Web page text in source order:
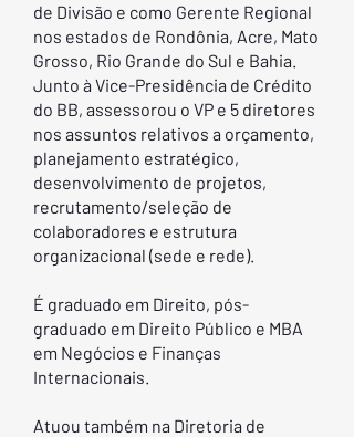
de Divisão e como Gerente Regional
nos estados de Rondônia, Acre, Mato
Grosso, Rio Grande do Sul e Bahia.
Junto à Vice-Presidência de Crédito
do BB, assessorou o VP e 5 diretores
nos assuntos relativos a orçamento,
planejamento estratégico,
desenvolvimento de projetos,
recrutamento/seleção de
colaboradores e estrutura
organizacional (sede e rede).
É graduado em Direito, pós-
graduado em Direito Público e MBA
em Negócios e Finanças
Internacionais.
Atuou também na Diretoria de